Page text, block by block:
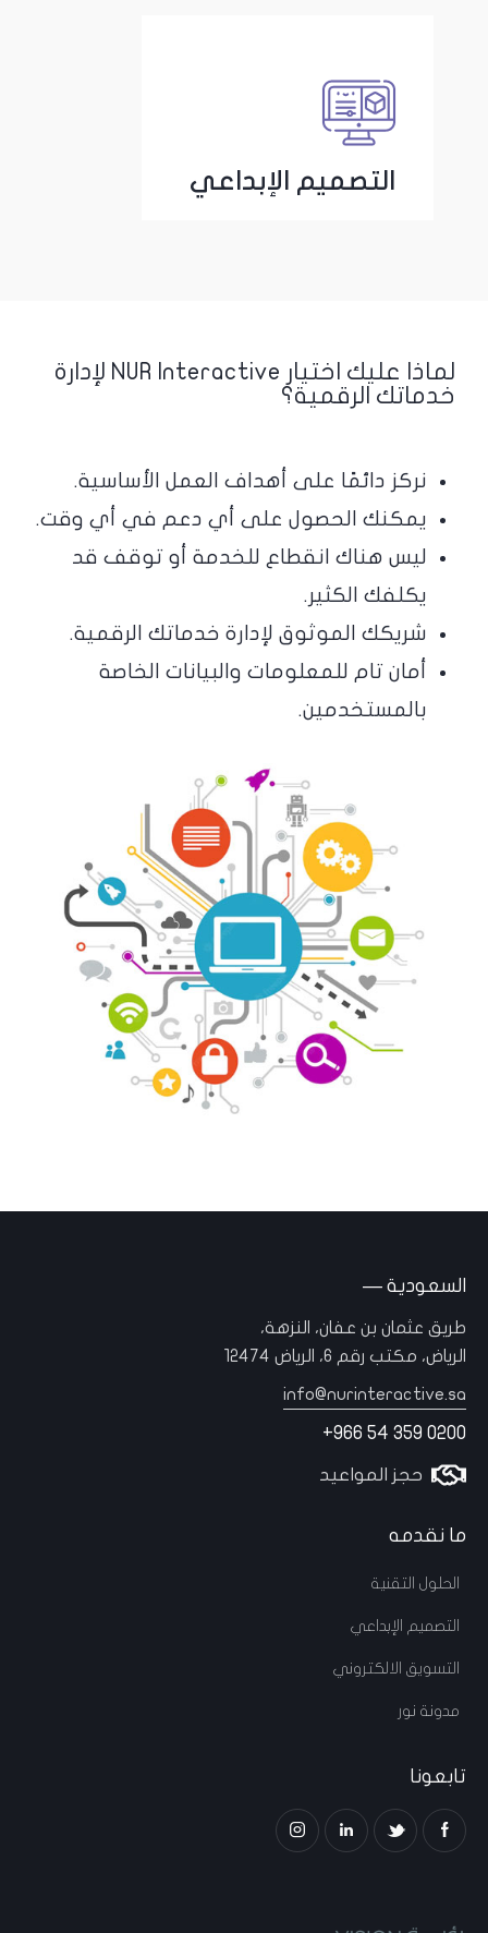
التصميم الإبداعي
لماذا عليك اختيار NUR Interactive لإدارة
خدماتك الرقمية؟
نركز دائمًا على أهداف العمل الأساسية.
يمكنك الحصول على أي دعم في أي وقت.
ليس هناك انقطاع للخدمة أو توقف قد
يكلفك الكثير.
شريكك الموثوق لإدارة خدماتك الرقمية.
أمان تام للمعلومات والبيانات الخاصة
بالمستخدمين.
السعودية —
طريق عثمان بن عفان، النزهة،
الرياض، مكتب رقم 6، الرياض 12474
info@nurinteractive.sa
+966 54 359 0200
حجز المواعيد
ما نقدمه
الحلول التقنية
التصميم الإبداعي
التسويق الالكتروني
مدونة نور
تابعونا